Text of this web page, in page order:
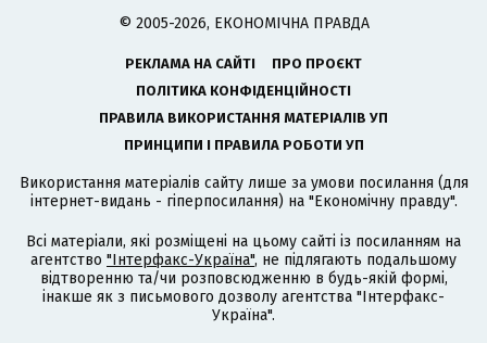
© 2005-2026, ЕКОНОМІЧНА ПРАВДА
РЕКЛАМА НА САЙТІ
ПРО ПРОЄКТ
ПОЛІТИКА КОНФІДЕНЦІЙНОСТІ
ПРАВИЛА ВИКОРИСТАННЯ МАТЕРІАЛІВ УП
ПРИНЦИПИ І ПРАВИЛА РОБОТИ УП
Використання матеріалів сайту лише за умови посилання (для
інтернет-видань - гіперпосилання) на "Економічну правду".
Всі матеріали, які розміщені на цьому сайті із посиланням на
агентство "Інтерфакс-Україна", не підлягають подальшому
відтворенню та/чи розповсюдженню в будь-якій формі,
інакше як з письмового дозволу агентства "Інтерфакс-
Україна".